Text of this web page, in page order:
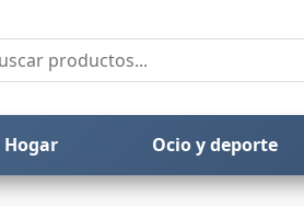
Hogar Ocio y deporte